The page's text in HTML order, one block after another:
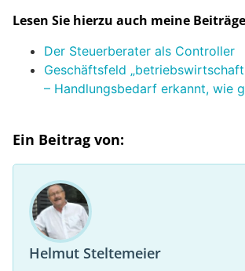
Lesen Sie hierzu auch meine
Der Steuerberater als Controller
Geschäftsfeld
– Handlungsbedarf erkannt, wie
Ein Beitrag von:
Helmut Steltemeier